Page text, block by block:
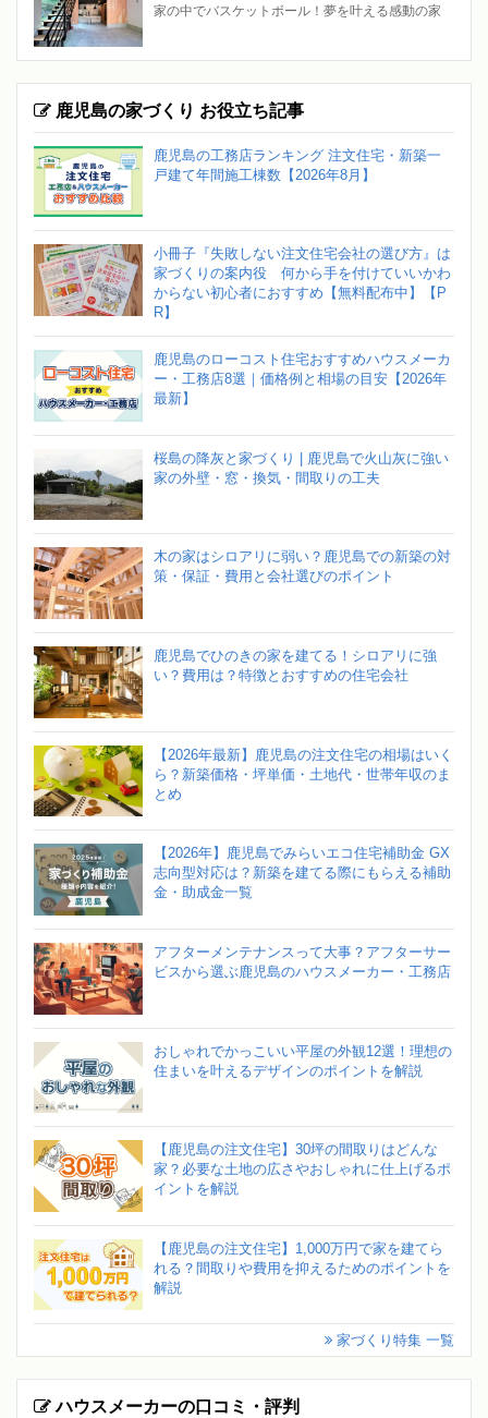
家の中でバスケットボール！夢を叶える感動の家
鹿児島の家づくり お役立ち記事
鹿児島の工務店ランキング 注文住宅・新築一
戸建て年間施工棟数【2026年8月】
小冊子『失敗しない注文住宅会社の選び方』は
家づくりの案内役 何から手を付けていいかわ
からない初心者におすすめ【無料配布中】【P
R】
鹿児島のローコスト住宅おすすめハウスメーカ
ー・工務店8選｜価格例と相場の目安【2026年
最新】
桜島の降灰と家づくり | 鹿児島で火山灰に強い
家の外壁・窓・換気・間取りの工夫
木の家はシロアリに弱い？鹿児島での新築の対
策・保証・費用と会社選びのポイント
鹿児島でひのきの家を建てる！シロアリに強
い？費用は？特徴とおすすめの住宅会社
【2026年最新】鹿児島の注文住宅の相場はいく
ら？新築価格・坪単価・土地代・世帯年収のま
とめ
【2026年】鹿児島でみらいエコ住宅補助金 GX
志向型対応は？新築を建てる際にもらえる補助
金・助成金一覧
アフターメンテナンスって大事？アフターサー
ビスから選ぶ鹿児島のハウスメーカー・工務店
おしゃれでかっこいい平屋の外観12選！理想の
住まいを叶えるデザインのポイントを解説
【鹿児島の注文住宅】30坪の間取りはどんな
家？必要な土地の広さやおしゃれに仕上げるポ
イントを解説
【鹿児島の注文住宅】1,000万円で家を建てら
れる？間取りや費用を抑えるためのポイントを
解説
家づくり特集 一覧
ハウスメーカーの口コミ・評判